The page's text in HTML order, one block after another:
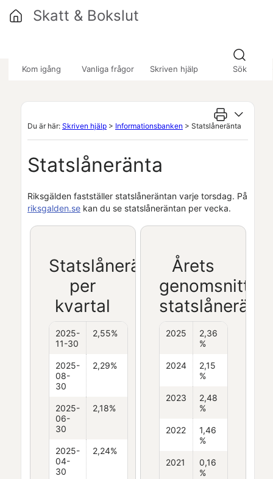
Kom igång Vanliga frågor Skriven hjälp Sök
Skatt & Bokslut
Du är här: Skriven hjälp > Informationsbanken > Statslåneränta
Statslåneränta
Riksgälden fastställer statslåneräntan varje torsdag. På
riksgalden.se kan du se statslåneräntan per vecka.
Statslåneränta
per
kvartal
2025-
11-30
2,55%
2025-
08-
30
2,29%
2025-
06-
30
2,18%
2025-
04-
30
2,24%
Årets
2025
2,36
%
2024
2,15
%
2023
2,48
%
2022
1,46
%
2021
0,16
%